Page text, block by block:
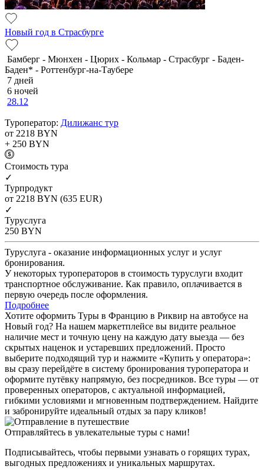
Новый год в Страсбурге
Бамберг - Мюнхен - Цюрих - Кольмар - Страсбург - Баден-
Баден* - Роттенбург-на-Таубере
7 дней
6 ночей
28.12
Туроператор: Дилижанс тур
от 2218 BYN
+ 250 BYN
Cтоимость тура
✓
Турпродукт
от 2218 BYN (635 EUR)
✓
Туруслуга
250 BYN
Туруслуга - оказание информационных услуг и услуг
бронирования.
У некоторых туроператоров в стоимость туруслуги входит
транспортное обслуживание. Как правило, оплачивается в
первую очередь после оформления.
Подробнее
Хотите оформить Туры в Францию в Риквир на автобусе на
Новый год? На нашем маркетплейсе вы видите реальное
наличие мест и точную цену на каждую дату выезда — без
скрытых наценок и устаревших предложений. Просто
выберите подходящий тур и нажмите «Купить у оператора»:
вы сразу перейдёте в систему бронирования туроператора и
оформите путёвку напрямую, без посредников. Все туры — от
проверенных операторов, с актуальной информацией,
гибкими условиями и мгновенным подтверждением. Найдите
и забронируйте идеальный отдых за пару кликов!
Отправляйтесь в увлекательные туры с нами!
Подписывайтесь, чтобы первыми узнавать о горящих турах,
выгодных предложениях и уникальных маршрутах.